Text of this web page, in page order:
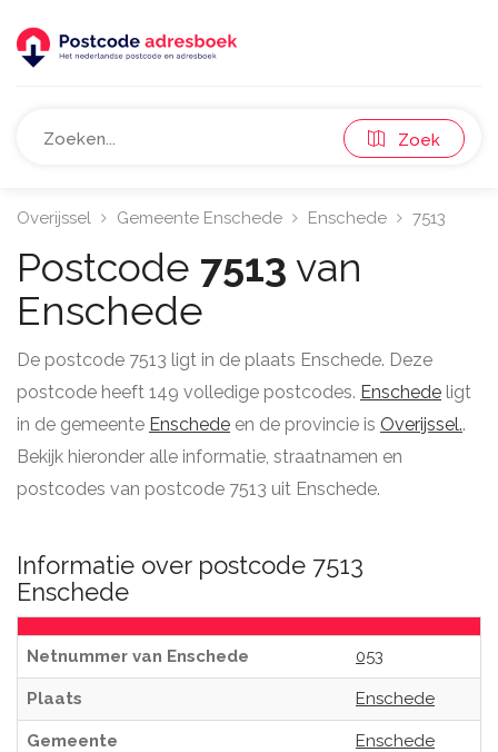
Zoek
Overijssel Gemeente Enschede Enschede 7513
Postcode 7513 van
Enschede
De postcode 7513 ligt in de plaats Enschede. Deze
postcode heeft 149 volledige postcodes. Enschede ligt
in de gemeente Enschede en de provincie is Overijssel..
Bekijk hieronder alle informatie, straatnamen en
postcodes van postcode 7513 uit Enschede.
Informatie over postcode 7513
Enschede
Netnummer van Enschede 053
Plaats Enschede
Gemeente Enschede